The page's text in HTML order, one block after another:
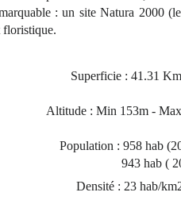
: un site Natura 2000
floristique.
Superficie : 41.31
Altitude : Min 153m -
Population : 958 hab
943 hab (
Densité : 23 hab/